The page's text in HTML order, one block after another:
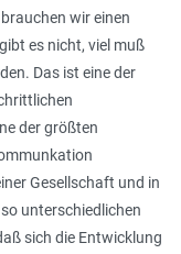
wir einen
es nicht, viel muß
Das ist eine der
der größten
Gesellschaft und in
unterschiedlichen
sich die Entwicklung